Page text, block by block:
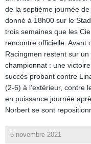
de la septième journée
donné à 18h00 sur le
trois semaines que les
rencontre officielle. Avant
Racingmen restent sur
championnat : une
succès probant contre
(2-6) à l’extérieur, contre
en puissance journée
Norbert se sont
5 novembre 2021